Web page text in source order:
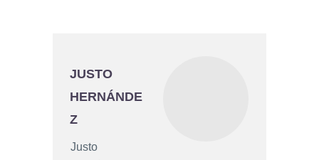
JUSTO
HERNÁNDE
Z
Justo